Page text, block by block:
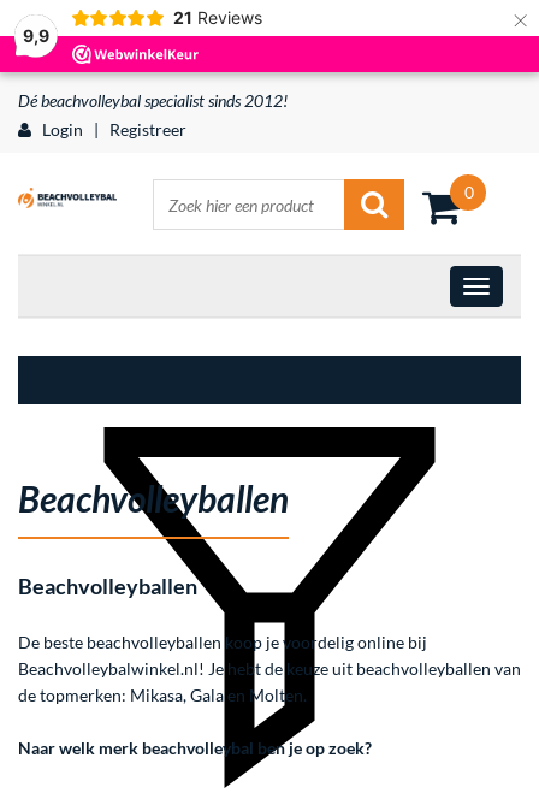
9,9
21 Reviews ×
Dé beachvolleybal specialist sinds 2012!
Login
| Registreer
0
Beachvolleyballen
Beachvolleyballen
De beste beachvolleyballen koop je voordelig online bij
Beachvolleybalwinkel.nl! Je hebt de keuze uit beachvolleyballen van
de topmerken: Mikasa, Gala en Molten.
Naar welk merk beachvolleybal ben je op zoek?